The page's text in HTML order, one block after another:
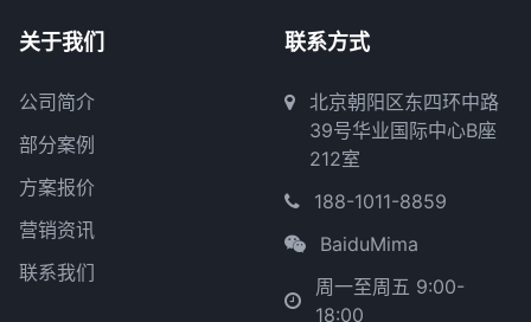
关于我们
公司简介
部分案例
方案报价
营销资讯
联系我们
联系方式
北京朝阳区东四环中路
39号华业国际中心B座
212室
188-1011-8859
BaiduMima
周一至周五 9:00-
18:00